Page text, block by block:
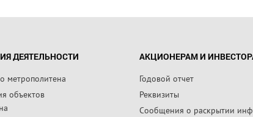
ДЕЯТЕЛЬНОСТИ
метрополитена
объектов
АКЦИОНЕРАМ И
Годовой отчет
Реквизиты
Сообщения о раскрытии